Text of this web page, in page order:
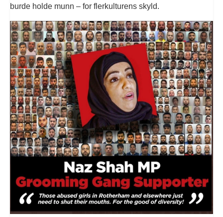
burde holde munn – for flerkulturens skyld.